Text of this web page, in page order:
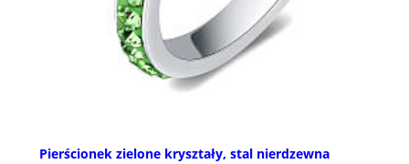
Pierścionek zielone kryształy, stal nierdzewna